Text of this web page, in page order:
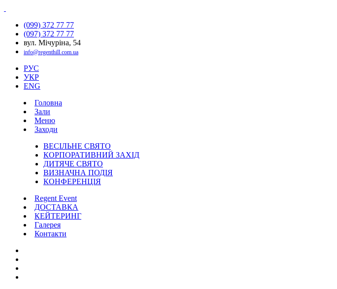
(099) 372 77 77
(097) 372 77 77
вул. Мічуріна, 54
info@regenthill.com.ua
РУС
УКР
ENG
Головна
Зали
Меню
Заходи
ВЕСІЛЬНЕ СВЯТО
КОРПОРАТИВНИЙ ЗАХІД
ДИТЯЧЕ СВЯТО
ВИЗНАЧНА ПОДІЯ
КОНФЕРЕНЦІЯ
Regent Event
ДОСТАВКА
КЕЙТЕРИНГ
Галерея
Контакти